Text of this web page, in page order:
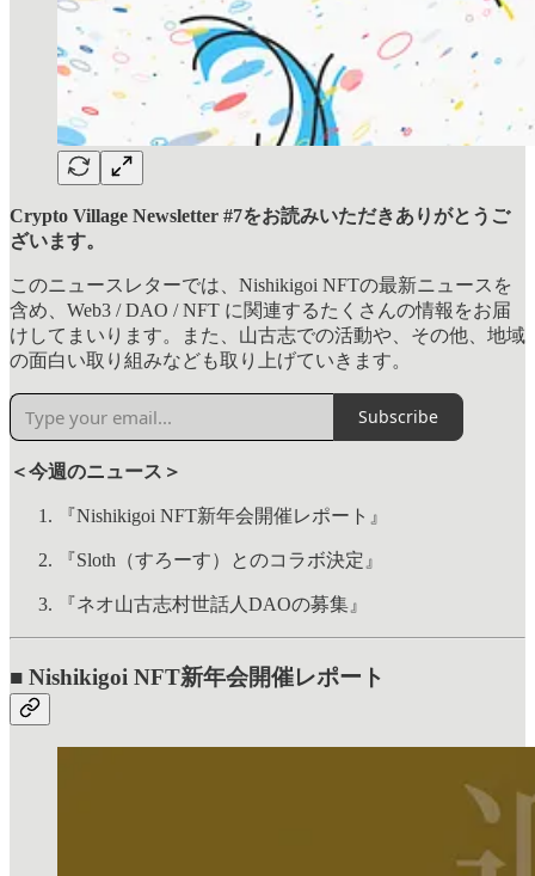
Crypto Village Newsletter #7をお読みいただきありがとうご
ざいます。
このニュースレターでは、Nishikigoi NFTの最新ニュースを
含め、Web3 / DAO / NFT に関連するたくさんの情報をお届
けしてまいります。また、山古志での活動や、その他、地域
の面白い取り組みなども取り上げていきます。
Subscribe
＜今週のニュース＞
『Nishikigoi NFT新年会開催レポート』
『Sloth（すろーす）とのコラボ決定』
『ネオ山古志村世話人DAOの募集』
■ Nishikigoi NFT新年会開催レポート